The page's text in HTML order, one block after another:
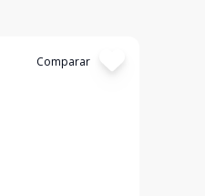
Comparar